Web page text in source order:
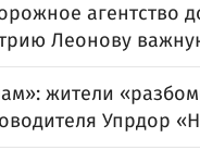
агентство
Леонову
жители
Упрдор